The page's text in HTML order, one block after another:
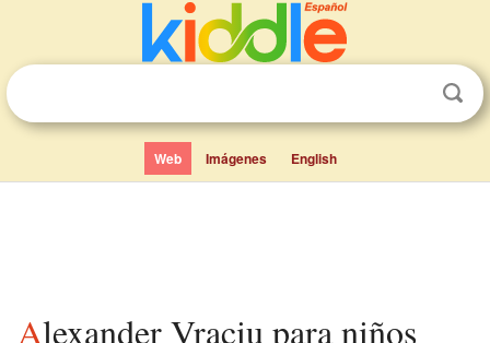
Web Imágenes English
Alexander Vraciu para niños